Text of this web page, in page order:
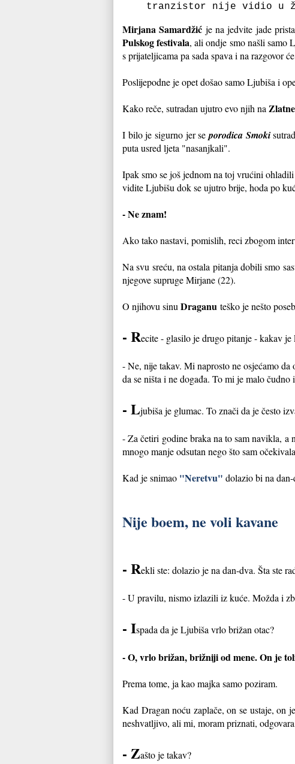
tranzistor nije vidio u
Mirjana Samardžić je na jedvite jade
Pulskog festivala, ali ondje smo našli samo
s prijateljicama pa sada spava i na razgovor
Poslijepodne je opet došao samo Ljubiša i
Kako reče, sutradan ujutro evo njih na
I bilo je sigurno jer se porodica Smoki
puta usred ljeta "nasanjkali".
Ipak smo se još jednom na toj vrućini
vidite Ljubišu dok se ujutro brije, hoda po
- Ne znam!
Ako tako nastavi, pomislih, reci zbogom
Na svu sreću, na ostala pitanja dobili smo
njegove supruge Mirjane (22).
O njihovu sinu Draganu teško je nešto
- Recite - glasilo je drugo pitanje - kakav
- Ne, nije takav. Mi naprosto ne osjećamo
da se ništa i ne događa. To mi je malo
- Ljubiša je glumac. To znači da je često
- Za četiri godine braka na to sam navikla,
mnogo manje odsutan nego što sam
Kad je snimao "Neretvu" dolazio bi na
Nije boem, ne voli kavane
- Rekli ste: dolazio je na dan-dva. Šta ste
- U pravilu, nismo izlazili iz kuće. Možda i
- Ispada da je Ljubiša vrlo brižan otac?
- O, vrlo brižan, brižniji od mene. On je
Prema tome, ja kao majka samo poziram.
Kad Dragan noću zaplače, on se ustaje, on
neshvatljivo, ali mi, moram priznati,
- Zašto je takav?